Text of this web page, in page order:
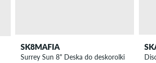
SK8MAFIA
Surrey Sun 8" Deska do deskorolki